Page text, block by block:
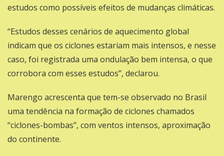
estudos como possíveis efeitos de mudanças climáticas.
“Estudos desses cenários de aquecimento global
indicam que os ciclones estariam mais intensos, e nesse
caso, foi registrada uma ondulação bem intensa, o que
corrobora com esses estudos”, declarou.
Marengo acrescenta que tem-se observado no Brasil
uma tendência na formação de ciclones chamados
“ciclones-bombas”, com ventos intensos, aproximação
do continente.